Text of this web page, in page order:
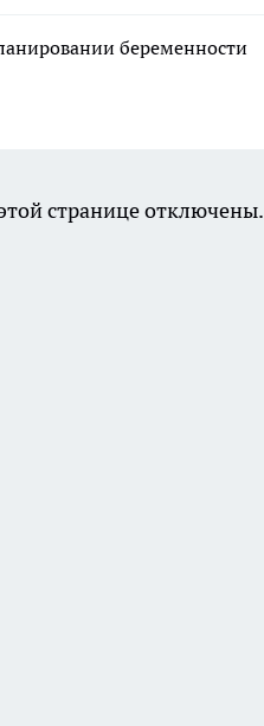
беременности
странице отключены.